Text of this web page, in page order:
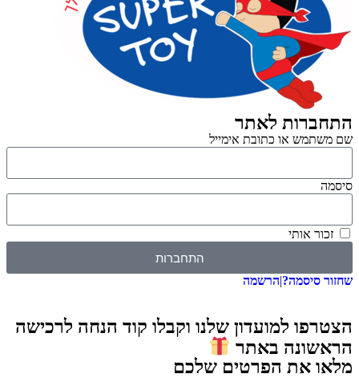
התחברות לאתר
שם משתמש או כתובת אימייל
סיסמה
זכור אותי
התחברות
שחזור סיסמה?|הרשמה
הצטרפו למועדון שלנו וקבלו קוד הנחה לרכישה
הראשונה באתר
מלאו את הפרטים שלכם